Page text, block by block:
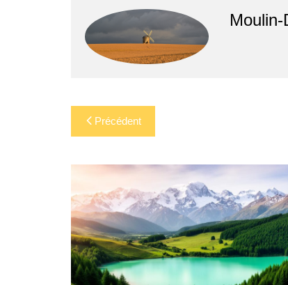
Navigation
de
l’article
Précédent